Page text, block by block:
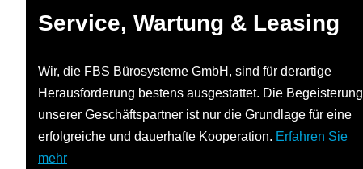
Service, Wartung & Leasing
Wir, die FBS Bürosysteme GmbH, sind für derartige
Herausforderung bestens ausgestattet. Die Begeisterung
unserer Geschäftspartner ist nur die Grundlage für eine
erfolgreiche und dauerhafte Kooperation. Erfahren Sie
mehr